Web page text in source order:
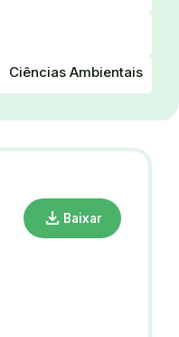
Ciências Ambientais
download Baixar